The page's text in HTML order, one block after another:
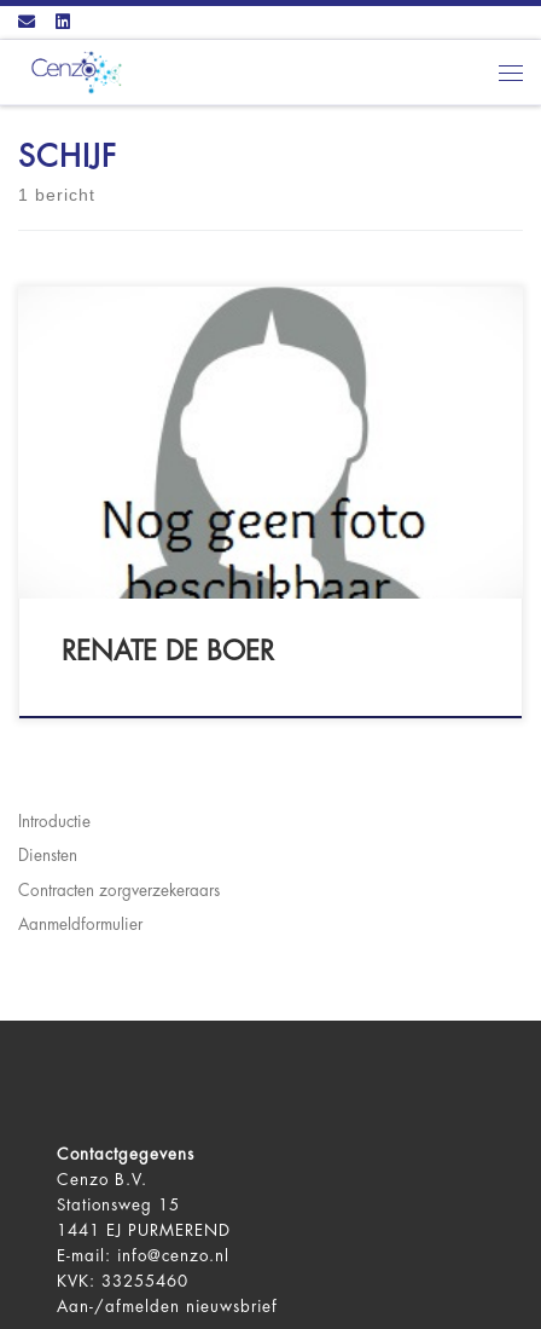
Ga naar inhoud
SCHIJF
1 bericht
Intervisie Het Dreefje 3 4721 PL SCHIJF
Videobellen mogelijk - Psycholoog NIP (NIP-
nummer: 248918) - lid NIP
RENATE DE BOER
Introductie
Diensten
Contracten zorgverzekeraars
Aanmeldformulier
Contactgegevens
Cenzo B.V.
Stationsweg 15
1441 EJ PURMEREND
E-mail:
info@cenzo.nl
KVK: 33255460
Aan-/afmelden
nieuwsbrief